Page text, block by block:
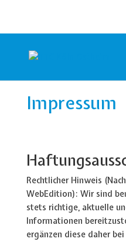
Impressum
Rechtlicher Hinweis
WebEdition): Wir sind
stets richtige, aktuelle
Informationen
ergänzen diese daher